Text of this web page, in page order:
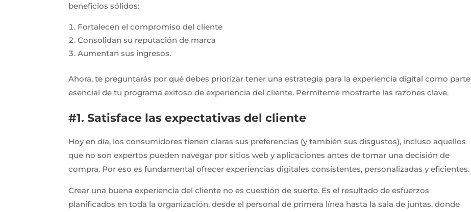
beneficios sólidos:
Fortalecen el compromiso del cliente
Consolidan su reputación de marca
Aumentan sus ingresos.
Ahora, te preguntarás por qué debes priorizar tener una estrategia para la experiencia digital como parte
esencial de tu programa exitoso de experiencia del cliente. Permíteme mostrarte las razones clave.
#1. Satisface las expectativas del cliente
Hoy en día, los consumidores tienen claras sus preferencias (y también sus disgustos), incluso aquellos
que no son expertos pueden navegar por sitios web y aplicaciones antes de tomar una decisión de
compra. Por eso es fundamental ofrecer experiencias digitales consistentes, personalizadas y eficientes.
Crear una buena experiencia del cliente no es cuestión de suerte. Es el resultado de esfuerzos
planificados en toda la organización, desde el personal de primera línea hasta la sala de juntas, donde